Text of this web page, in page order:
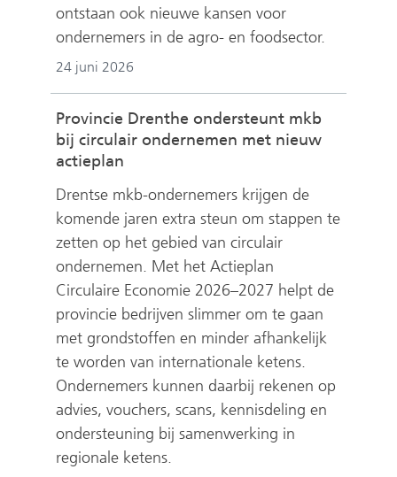
ontstaan ook nieuwe kansen voor
ondernemers in de agro- en foodsector.
24 juni 2026
Provincie Drenthe ondersteunt mkb
bij circulair ondernemen met nieuw
actieplan
Drentse mkb-ondernemers krijgen de
komende jaren extra steun om stappen te
zetten op het gebied van circulair
ondernemen. Met het Actieplan
Circulaire Economie 2026–2027 helpt de
provincie bedrijven slimmer om te gaan
met grondstoffen en minder afhankelijk
te worden van internationale ketens.
Ondernemers kunnen daarbij rekenen op
advies, vouchers, scans, kennisdeling en
ondersteuning bij samenwerking in
regionale ketens.